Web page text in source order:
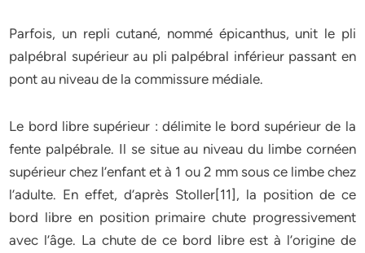
Parfois, un repli cutané, nommé épicanthus, unit le pli
palpébral supérieur au pli palpébral inférieur passant en
pont au niveau de la commissure médiale.
Le bord libre supérieur : délimite le bord supérieur de la
fente palpébrale. Il se situe au niveau du limbe cornéen
supérieur chez l’enfant et à 1 ou 2 mm sous ce limbe chez
l’adulte. En effet, d’après Stoller[11], la position de ce
bord libre en position primaire chute progressivement
avec l’âge. La chute de ce bord libre est à l’origine de